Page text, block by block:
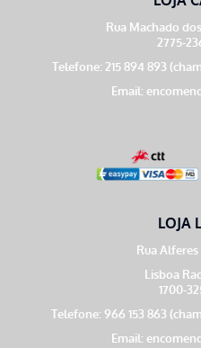
Rua Machado
2775-
Telefone: 215 894 893
Email:
LOJA
Rua
Lisboa
1700-
Telefone: 966 153 863
Email: